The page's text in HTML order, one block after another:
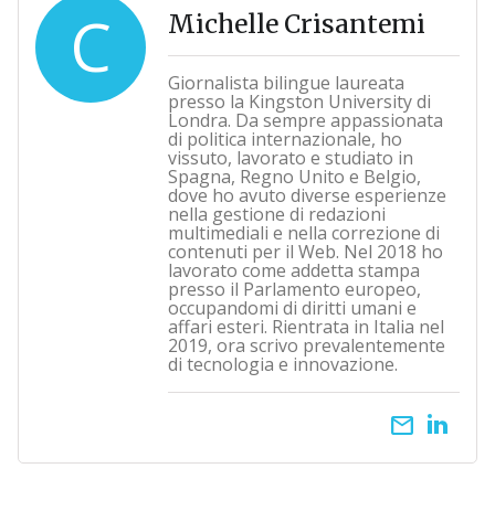
C Michelle Crisantemi
Giornalista bilingue laureata
presso la Kingston University di
Londra. Da sempre appassionata
di politica internazionale, ho
vissuto, lavorato e studiato in
Spagna, Regno Unito e Belgio,
dove ho avuto diverse esperienze
nella gestione di redazioni
multimediali e nella correzione di
contenuti per il Web. Nel 2018 ho
lavorato come addetta stampa
presso il Parlamento europeo,
occupandomi di diritti umani e
affari esteri. Rientrata in Italia nel
2019, ora scrivo prevalentemente
di tecnologia e innovazione.
email